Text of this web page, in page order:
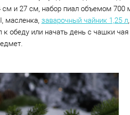
и 27 см, набор пиал объемом
, масленка, заварочный чайник 1,25 л
обеду или начать день с чашки